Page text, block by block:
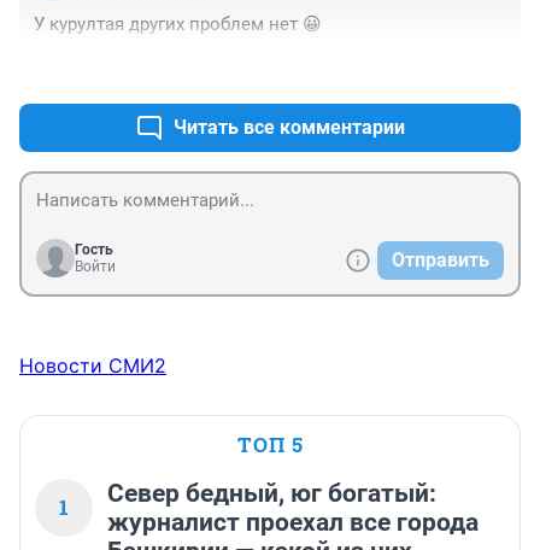
У курултая других проблем нет 😀
Читать все комментарии
Гость
Войти
Отправить
Новости СМИ2
ТОП 5
1
Север бедный, юг богатый:
журналист проехал все города